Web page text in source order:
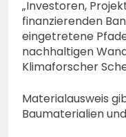
„Investoren,
finanzierenden
eingetretene
nachhaltigen
Klimaforscher
Materialausweis
Baumaterialien